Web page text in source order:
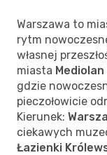
Warszawa to
rytm
własnej
miasta Mediolan
gdzie
pieczołowicie
Kierunek:
ciekawych
Łazienki